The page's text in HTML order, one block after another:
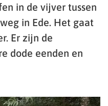
in de vijver tussen
in Ede. Het gaat
Er zijn de
dode eenden en